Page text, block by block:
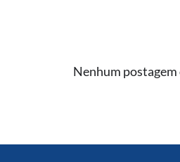
Nenhum postagem